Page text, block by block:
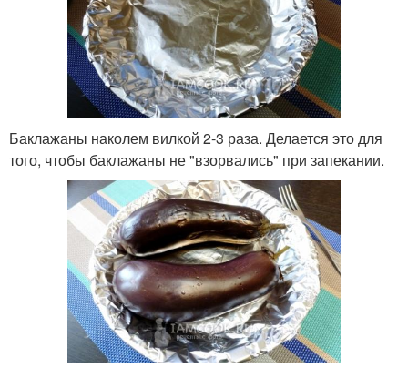
Баклажаны наколем вилкой 2-3 раза. Делается это для
того, чтобы баклажаны не "взорвались" при запекании.